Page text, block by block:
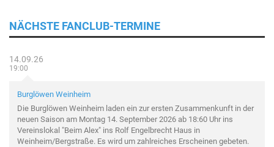
NÄCHSTE FANCLUB-TERMINE
14.09.26
19:00
Burglöwen Weinheim
Die Burglöwen Weinheim laden ein zur ersten Zusammenkunft in der
neuen Saison am Montag 14. September 2026 ab 18:60 Uhr ins
Vereinslokal "Beim Alex" ins Rolf Engelbrecht Haus in
Weinheim/Bergstraße. Es wird um zahlreiches Erscheinen gebeten.